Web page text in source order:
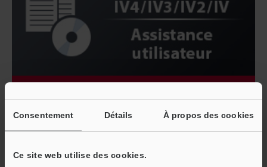
Consentement Détails À propos des cookies
Ce site web utilise des cookies.